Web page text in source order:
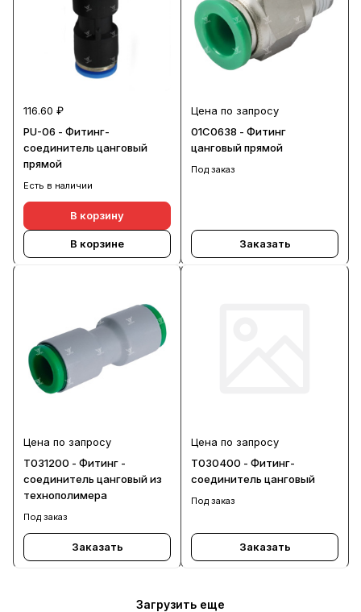
116.60 ₽
PU-06 - Фитинг-
соединитель цанговый
прямой
Есть в наличии
В корзину
В корзине
Цена по запросу
01C0638 - Фитинг
цанговый прямой
Под заказ
Заказать
Цена по запросу
T031200 - Фитинг -
соединитель цанговый из
технополимера
Под заказ
Заказать
Цена по запросу
T030400 - Фитинг-
соединитель цанговый
Под заказ
Заказать
Загрузить еще